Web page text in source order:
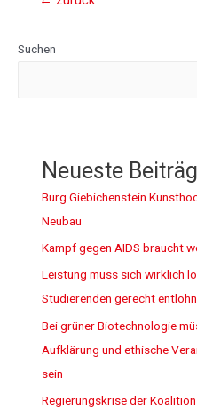
Suchen
Neueste
Burg Giebichenstein
Neubau
Kampf gegen AIDS braucht
Leistung muss sich wirklich
Studierenden gerecht
Bei grüner Biotechnologie
Aufklärung und ethische
sein
Regierungskrise der